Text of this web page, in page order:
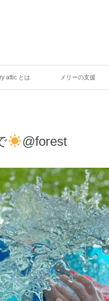
attic とは メリーの支援
@forest